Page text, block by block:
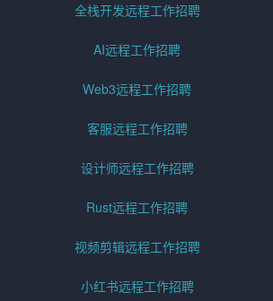
全栈开发远程工作招聘
AI远程工作招聘
Web3远程工作招聘
客服远程工作招聘
设计师远程工作招聘
Rust远程工作招聘
视频剪辑远程工作招聘
小红书远程工作招聘